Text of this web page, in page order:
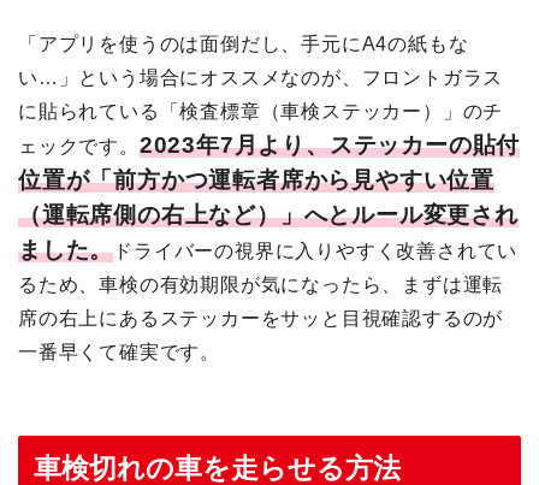
「アプリを使うのは面倒だし、手元にA4の紙もな
い…」という場合にオススメなのが、フロントガラス
に貼られている「検査標章（車検ステッカー）」のチ
ェックです。 2023年7月より、ステッカーの貼付
位置が「前方かつ運転者席から見やすい位置
（運転席側の右上など）」へとルール変更され
ました。 ドライバーの視界に入りやすく改善されてい
るため、車検の有効期限が気になったら、まずは運転
席の右上にあるステッカーをサッと目視確認するのが
一番早くて確実です。
車検切れの車を走らせる方法